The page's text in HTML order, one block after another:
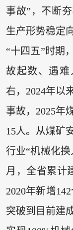
事故”，不断
生产形势稳定
“十四五”时期
故起数、遇难
右，2024年以
事故，2025年
15人。从煤矿
行业“机械化换
月，全省累计
2020年新增
突破到目前建